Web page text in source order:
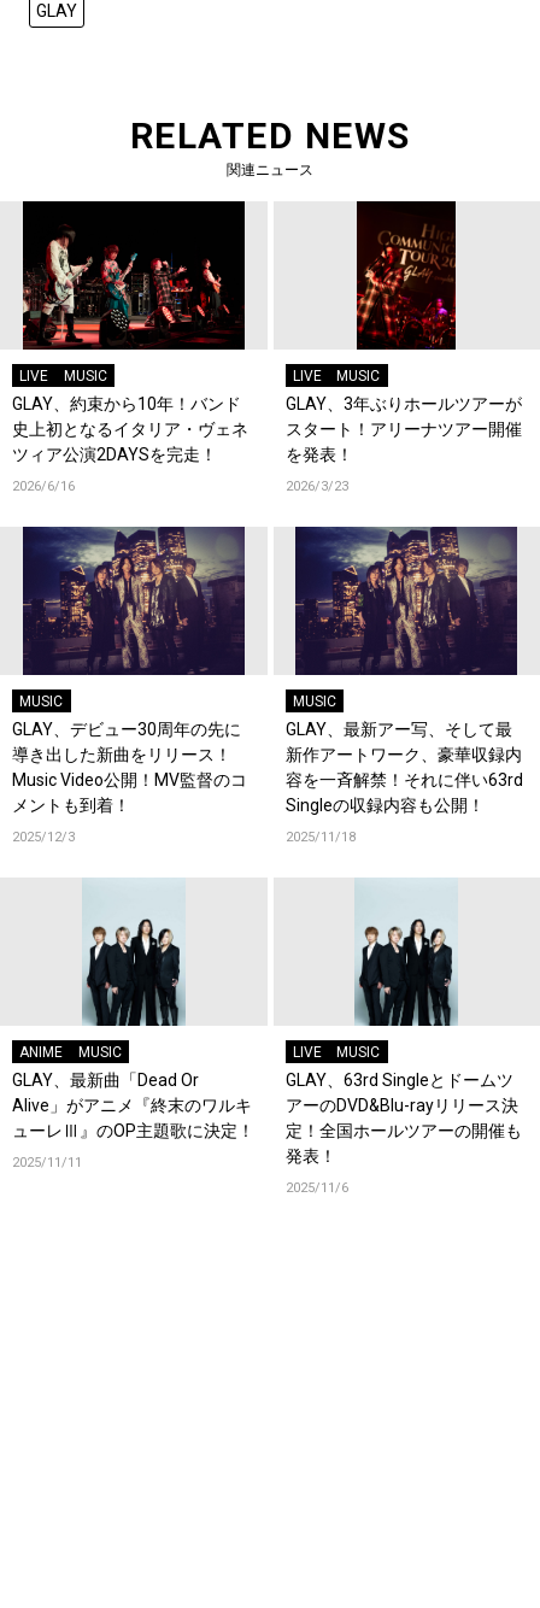
GLAY
RELATED NEWS
関連ニュース
LIVE MUSIC
GLAY、約束から10年！バンド
史上初となるイタリア・ヴェネ
ツィア公演2DAYSを完走！
2026/6/16
LIVE MUSIC
GLAY、3年ぶりホールツアーが
スタート！アリーナツアー開催
を発表！
2026/3/23
MUSIC
GLAY、デビュー30周年の先に
導き出した新曲をリリース！
Music Video公開！MV監督のコ
メントも到着！
2025/12/3
MUSIC
GLAY、最新アー写、そして最
新作アートワーク、豪華収録内
容を一斉解禁！それに伴い63rd
Singleの収録内容も公開！
2025/11/18
ANIME MUSIC
GLAY、最新曲「Dead Or
Alive」がアニメ『終末のワルキ
ューレⅢ』のOP主題歌に決定！
2025/11/11
LIVE MUSIC
GLAY、63rd Singleとドームツ
アーのDVD&Blu-rayリリース決
定！全国ホールツアーの開催も
発表！
2025/11/6